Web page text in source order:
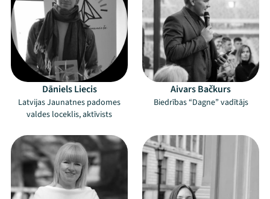
Dāniels Liecis
Latvijas Jaunatnes padomes
valdes loceklis, aktīvists
Aivars Bačkurs
Biedrības “Dagne” vadītājs